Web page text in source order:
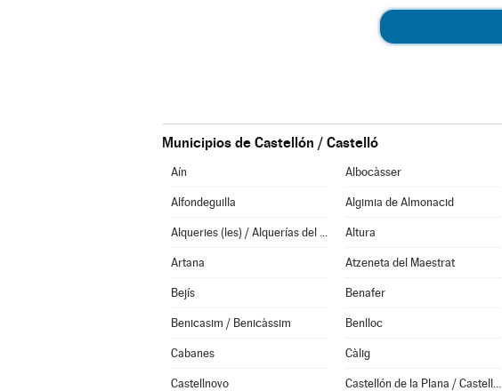
Municipios de Castellón / Castelló
Aín Albocàsser
Alfondeguilla Algimia de Almonacid
Alqueries (les) / Alquerías del Niño Perdido Altura
Artana Atzeneta del Maestrat
Bejís Benafer
Benicasim / Benicàssim Benlloc
Cabanes Càlig
Castellnovo Castellón de la Plana / Castelló de la Plana